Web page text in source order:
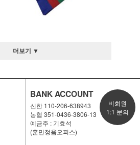
더보기 ▼
BANK ACCOUNT
신한 110-206-638943
농협 351-0436-3806-13
예금주 : 기효석
(훈민정음오피스)
비회원
1:1 문의